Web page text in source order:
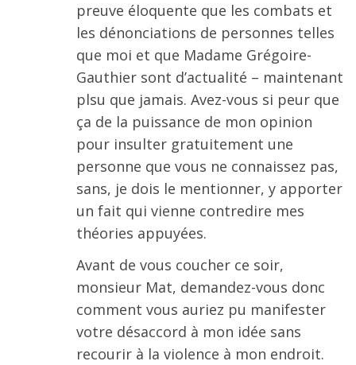
preuve éloquente que les combats et
les dénonciations de personnes telles
que moi et que Madame Grégoire-
Gauthier sont d’actualité – maintenant
plsu que jamais. Avez-vous si peur que
ça de la puissance de mon opinion
pour insulter gratuitement une
personne que vous ne connaissez pas,
sans, je dois le mentionner, y apporter
un fait qui vienne contredire mes
théories appuyées.
Avant de vous coucher ce soir,
monsieur Mat, demandez-vous donc
comment vous auriez pu manifester
votre désaccord à mon idée sans
recourir à la violence à mon endroit.